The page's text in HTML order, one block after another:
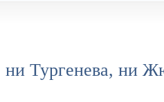
ни Тургенева, ни